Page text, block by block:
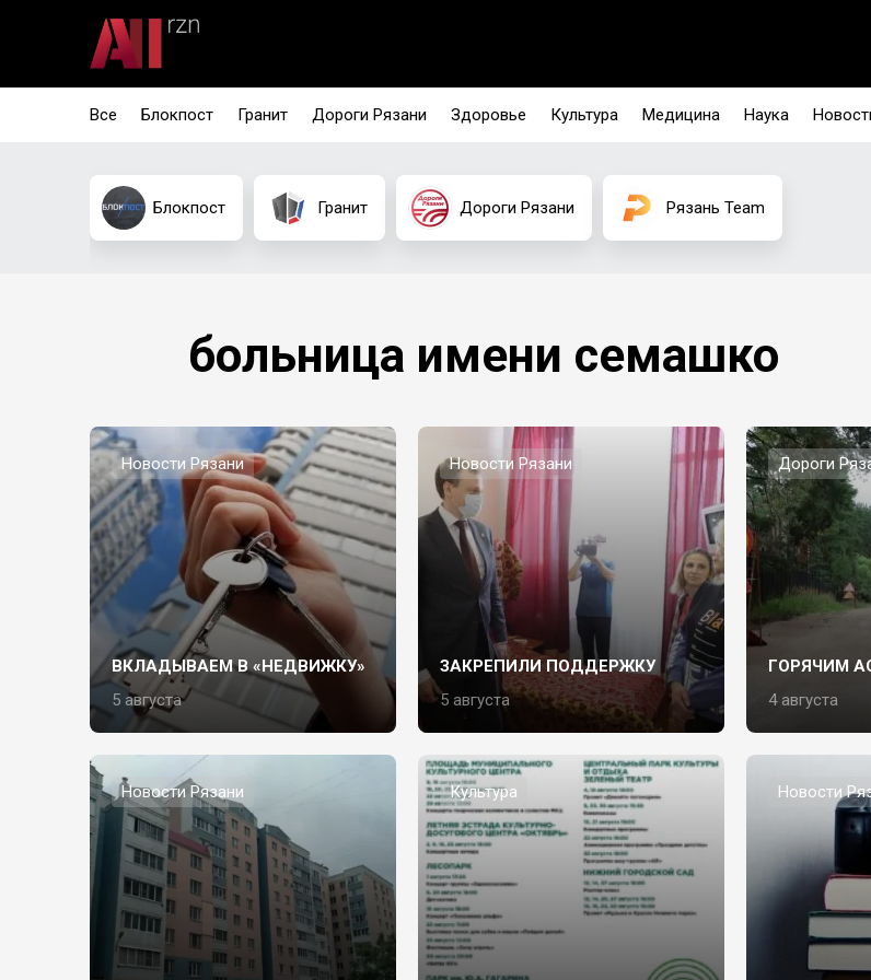
Все Блокпост Гранит Дороги Рязани Здоровье Культура Медицина Наука
Блокпост Гранит Дороги Рязани Рязань Team
больница имени семашко
Новости Рязани
ВКЛАДЫВАЕМ В «НЕДВИЖКУ»
5 августа
Новости Рязани
ЗАКРЕПИЛИ ПОДДЕРЖКУ
5 августа
Дороги
ГОРЯЧИМ
4 августа
Новости Рязани Культура Новости